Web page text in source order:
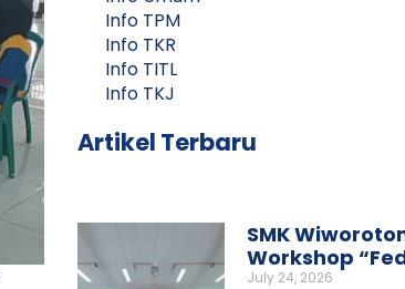
Info TPM
Info TKR
Info TITL
Info TKJ
Artikel Terbaru
SMK
Workshop
July 24, 2026